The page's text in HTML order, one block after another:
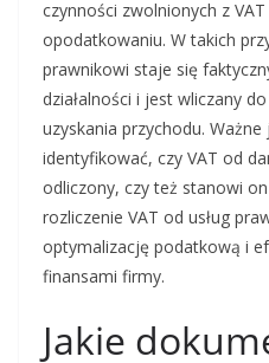
czynności zwolnionych z
opodatkowaniu. W takich
prawnikowi staje się
działalności i jest wliczany
uzyskania przychodu.
identyfikować, czy VAT od
odliczony, czy też stanowi
rozliczenie VAT od usług
optymalizację podatkową i
finansami firmy.
Jakie